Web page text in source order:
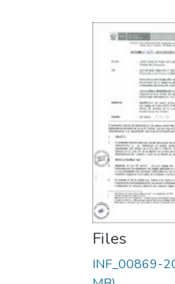
Files
INF_00869-